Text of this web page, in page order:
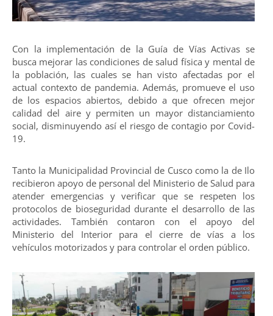
Con la implementación de la Guía de Vías Activas se
busca mejorar las condiciones de salud física y mental de
la población, las cuales se han visto afectadas por el
actual contexto de pandemia. Además, promueve el uso
de los espacios abiertos, debido a que ofrecen mejor
calidad del aire y permiten un mayor distanciamiento
social, disminuyendo así el riesgo de contagio por Covid-
19.
Tanto la Municipalidad Provincial de Cusco como la de Ilo
recibieron apoyo de personal del Ministerio de Salud para
atender emergencias y verificar que se respeten los
protocolos de bioseguridad durante el desarrollo de las
actividades. También contaron con el apoyo del
Ministerio del Interior para el cierre de vías a los
vehículos motorizados y para controlar el orden público.